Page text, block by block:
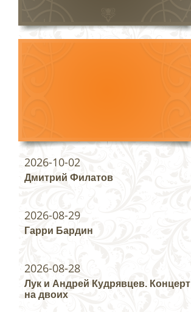
2026-10-02
Дмитрий Филатов
2026-08-29
Гарри Бардин
2026-08-28
Лук и Андрей Кудрявцев. Концерт
на двоих